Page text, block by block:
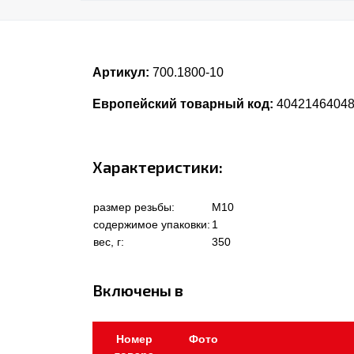
Артикул: 700.1800-10
Европейский товарный код:
Характеристики:
размер резьбы:
M10
содержимое упаковки: 1
вес, г:
350
Включены в
Номер
Фото